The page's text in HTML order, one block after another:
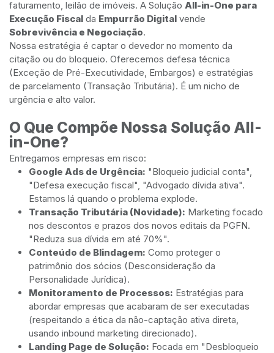
faturamento, leilão de imóveis. A Solução All-in-One para
Execução Fiscal da Empurrão Digital vende
Sobrevivência e Negociação.
Nossa estratégia é captar o devedor no momento da
citação ou do bloqueio. Oferecemos defesa técnica
(Exceção de Pré-Executividade, Embargos) e estratégias
de parcelamento (Transação Tributária). É um nicho de
urgência e alto valor.
O Que Compõe Nossa Solução All-
in-One?
Entregamos empresas em risco:
Google Ads de Urgência: "Bloqueio judicial conta",
"Defesa execução fiscal", "Advogado dívida ativa".
Estamos lá quando o problema explode.
Transação Tributária (Novidade): Marketing focado
nos descontos e prazos dos novos editais da PGFN.
"Reduza sua dívida em até 70%".
Conteúdo de Blindagem: Como proteger o
patrimônio dos sócios (Desconsideração da
Personalidade Jurídica).
Monitoramento de Processos: Estratégias para
abordar empresas que acabaram de ser executadas
(respeitando a ética da não-captação ativa direta,
usando inbound marketing direcionado).
Landing Page de Solução: Focada em "Desbloqueio